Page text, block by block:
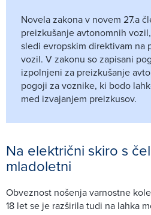
Novela zakona v novem 27.a
preizkušanje avtonomnih
sledi evropskim direktivam na
vozil. V zakonu so zapisani
izpolnjeni za preizkušanje
pogoji za voznike, ki bodo
med izvajanjem preizkusov.
Na električni skiro s
mladoletni
Obveznost nošenja varnostne
18 let se je razširila tudi na lahka